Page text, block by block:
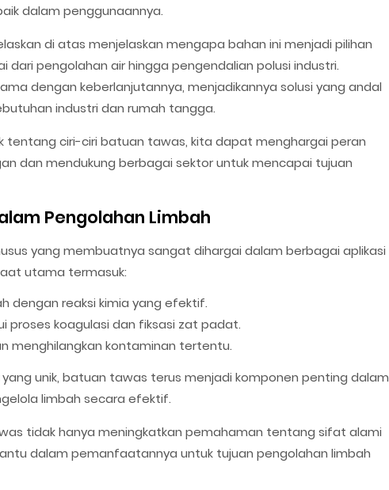
dalam penggunaannya.
di atas menjelaskan mengapa bahan ini menjadi pilihan
dari pengolahan air hingga pengendalian polusi industri.
dengan keberlanjutannya, menjadikannya solusi yang andal
industri dan rumah tangga.
tentang ciri-ciri batuan tawas, kita dapat menghargai peran
dan mendukung berbagai sektor untuk mencapai tujuan
Pengolahan Limbah
yang membuatnya sangat dihargai dalam berbagai aplikasi
utama termasuk:
dengan reaksi kimia yang efektif.
proses koagulasi dan fiksasi zat padat.
menghilangkan kontaminan tertentu.
unik, batuan tawas terus menjadi komponen penting dalam
limbah secara efektif.
tidak hanya meningkatkan pemahaman tentang sifat alami
dalam pemanfaatannya untuk tujuan pengolahan limbah